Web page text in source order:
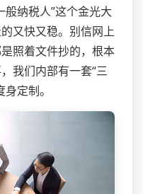
纳税人”这个金光大
又快又稳。别信网上
照着文件抄的，根本
我们内部有一套“三
定制。